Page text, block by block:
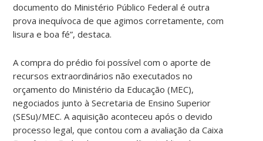
documento do Ministério Público Federal é outra
prova inequívoca de que agimos corretamente, com
lisura e boa fé”, destaca.
A compra do prédio foi possível com o aporte de
recursos extraordinários não executados no
orçamento do Ministério da Educação (MEC),
negociados junto à Secretaria de Ensino Superior
(SESu)/MEC. A aquisição aconteceu após o devido
processo legal, que contou com a avaliação da Caixa